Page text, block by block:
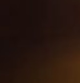
in het